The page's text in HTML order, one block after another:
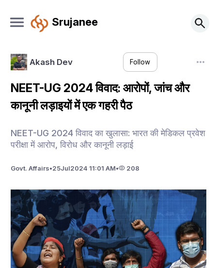
Srujanee
Akash Dev Follow
NEET-UG 2024 विवाद: आरोपों, जांच और
कानूनी लड़ाइयों में एक गहरी पैठ
NEET-UG 2024 विवाद का खुलासा: भारत की मेडिकल प्रवेश
परीक्षा में आरोप, विरोध और कानूनी लड़ाई
Govt. Affairs•25Jul2024 11:01 AM• 208